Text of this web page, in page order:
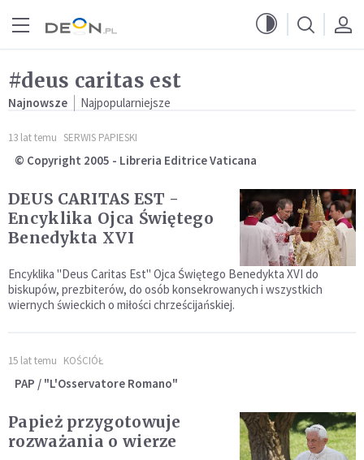
#deus caritas est
Najnowsze Najpopularniejsze
13 lat temu SERWIS PAPIESKI
© Copyright 2005 - Libreria Editrice Vaticana
DEUS CARITAS EST -
Encyklika Ojca Świętego
Benedykta XVI
Encyklika "Deus Caritas Est" Ojca Świętego Benedykta XVI do
biskupów, prezbiterów, do osób konsekrowanych i wszystkich
wiernych świeckich o miłości chrześcijańskiej.
15 lat temu KOŚCIÓŁ
PAP / "L'Osservatore Romano"
Papież przygotowuje
rozważania o wierze